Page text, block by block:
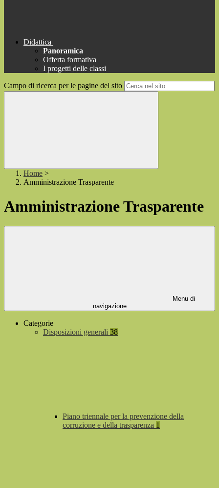
Didattica
Panoramica
Offerta formativa
I progetti delle classi
Campo di ricerca per le pagine del sito
Home >
Amministrazione Trasparente
Amministrazione Trasparente
Menu di
navigazione
Categorie
Disposizioni generali 38
Piano triennale per la prevenzione della
corruzione e della trasparenza 1